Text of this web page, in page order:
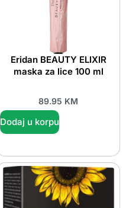
Eridan BEAUTY ELIXIR
maska za lice 100 ml
89.95 KM
Dodaj u korpu